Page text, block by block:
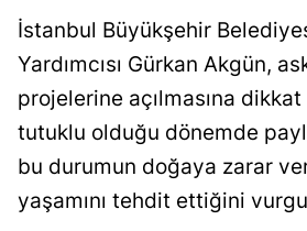
İstanbul Büyükşehir
Yardımcısı Gürkan Akgün,
projelerine açılmasına
tutuklu olduğu dönemde
bu durumun doğaya zarar
yaşamını tehdit ettiğini